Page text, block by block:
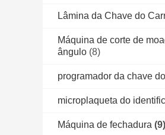
Lâmina da Chave do
Máquina de corte de
ângulo (8)
programador da chave
microplaqueta do
Máquina de fechadura (9)